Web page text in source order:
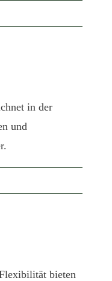
in der
und
bieten